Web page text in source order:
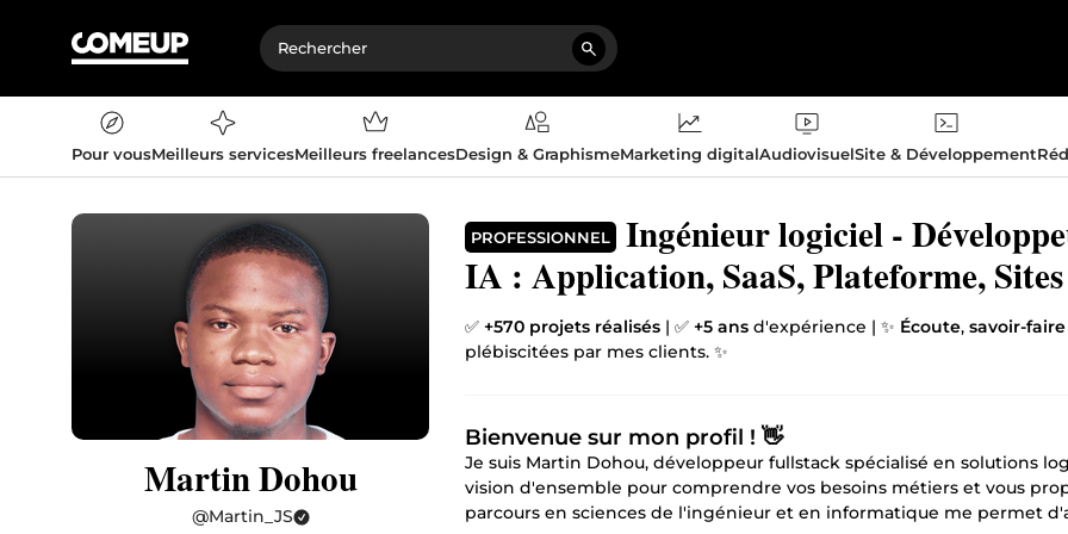
Pour vousMeilleurs servicesMeilleurs freelancesDesign & GraphismeMarketing digitalAudiovisuelSite & Développement
Martin Dohou
@Martin_JS
PROFESSIONNEL
Ingénieur logiciel -
IA : Application, SaaS, Plateforme, Sites
✅ +570 projets réalisés | ✅ +5 ans d'expérience | ✨ Écoute, savoir-
plébiscitées par mes clients. ✨
Bienvenue sur mon profil ! 👋
Je suis Martin Dohou, développeur fullstack spécialisé en solutions
vision d'ensemble pour comprendre vos besoins métiers et vous
parcours en sciences de l'ingénieur et en informatique me permet